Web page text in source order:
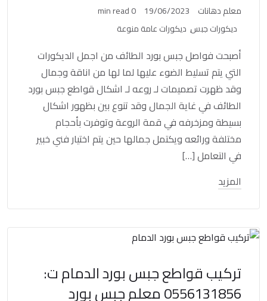
معلم دهانات 19/06/2023
0 min read
ديكورات جبس ديكورات عامة منوعة
أصبحت فواصل جبس بورد الطائف من اجمل الديكورات
التي يتم تسليط الضوء عليها لما لها من اناقة وجمال
وقد ظهرت تصميمات لـ روعه لـ اشكال قواطع جبس بورد
الطائف في غاية الجمال وقد تنوع بين بظهور اشكال
بسيطة ومزخرفه في قمة الروعة وتوفرت بأحجام
مختلفة ورائعه ويكتمل جمالها حين يتم اختيار فني خبير
في التعامل […]
المزيد
تركيب قواطع جبس بورد الدمام ت:
0556131856 معلم جبس بورد